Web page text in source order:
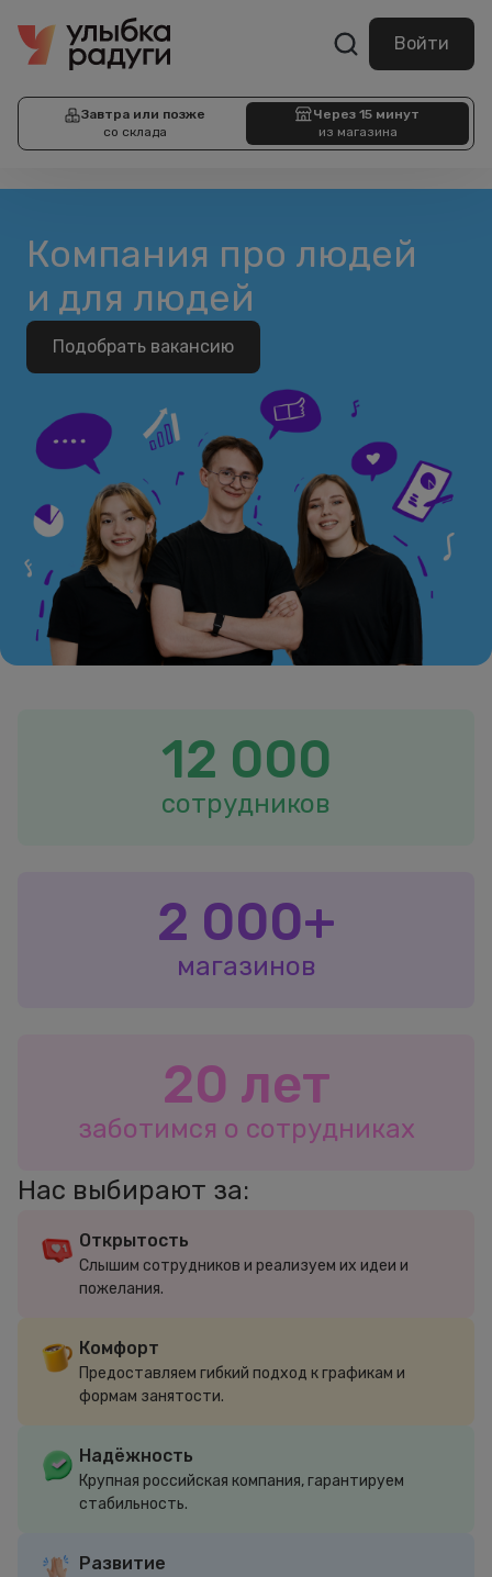
Войти
Завтра или позже
со склада
Через 15 минут
из магазина
Компания про людей
и для людей
Подобрать вакансию
12 000
сотрудников
2 000+
магазинов
20 лет
заботимся о сотрудниках
Нас выбирают за:
Открытость
Слышим сотрудников и реализуем их идеи и
пожелания.
Комфорт
Предоставляем гибкий подход к графикам и
формам занятости.
Надёжность
Крупная российская компания, гарантируем
стабильность.
Развитие